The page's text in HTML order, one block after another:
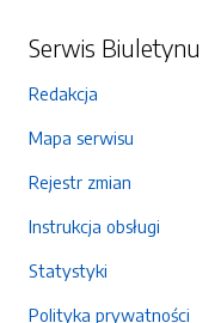
Serwis Biuletynu
Redakcja
Mapa serwisu
Rejestr zmian
Instrukcja obsługi
Statystyki
Polityka prywatności